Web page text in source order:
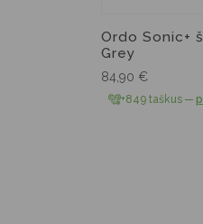
Ordo Sonic+
Grey
84,90 €
+849 taškus —